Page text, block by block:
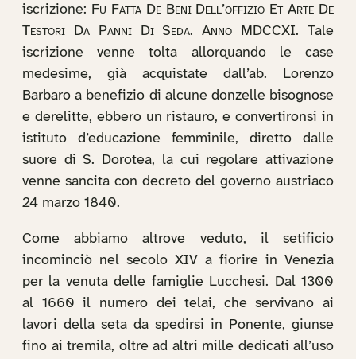
iscrizione: Fu Fatta De Beni Dell’offizio Et Arte De
Testori Da Panni Di Seda. Anno MDCCXI. Tale
iscrizione venne tolta allorquando le case
medesime, già acquistate dall’ab. Lorenzo
Barbaro a benefizio di alcune donzelle bisognose
e derelitte, ebbero un ristauro, e convertironsi in
istituto d’educazione femminile, diretto dalle
suore di S. Dorotea, la cui regolare attivazione
venne sancita con decreto del governo austriaco
24 marzo 1840.
Come abbiamo altrove veduto, il setificio
incominciò nel secolo XIV a fiorire in Venezia
per la venuta delle famiglie Lucchesi. Dal 1300
al 1660 il numero dei telai, che servivano ai
lavori della seta da spedirsi in Ponente, giunse
fino ai tremila, oltre ad altri mille dedicati all’uso